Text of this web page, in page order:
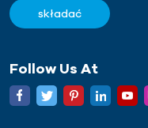
Follow Us At